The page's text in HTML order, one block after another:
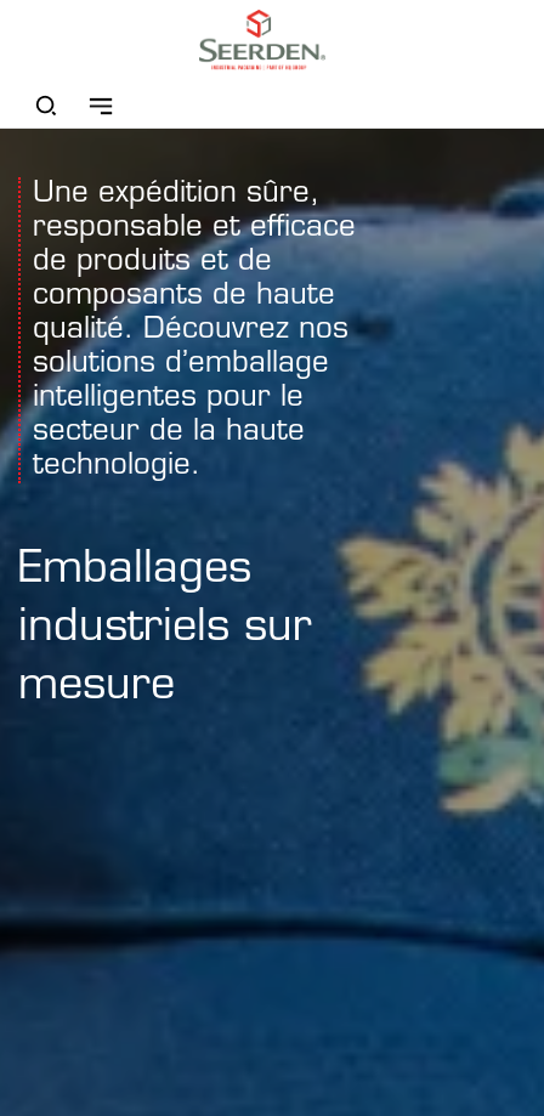
Une expédition sûre,
responsable et efficace
de produits et de
composants de haute
qualité. Découvrez nos
solutions d’emballage
intelligentes pour le
secteur de la haute
technologie.
Emballages
industriels sur
mesure